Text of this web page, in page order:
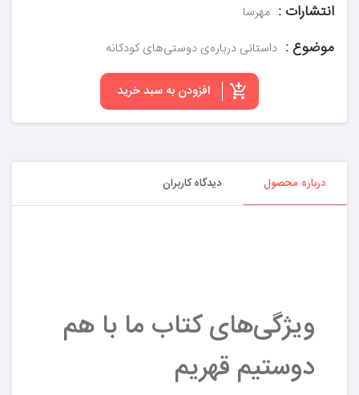
انتشارات : مهرسا
موضوع : داستانی درباره‌ی دوستی‌های کودکانه
افزودن به سبد خرید
درباره محصول دیدگاه کاربران
ویژگی‌های کتاب ما با هم
دوستیم قهریم